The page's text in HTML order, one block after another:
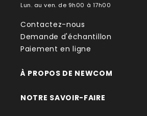
Lun. au ven. de 9h00 à 17h00
Contactez-nous
Demande d'échantillon
Paiement en ligne
À PROPOS DE NEWCOM
NOTRE SAVOIR-FAIRE